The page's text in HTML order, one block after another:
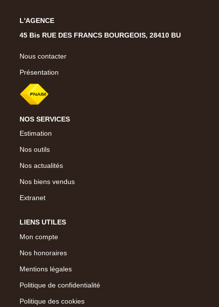
L'AGENCE
45 Bis RUE DES FRANCS BOURGEOIS, 28410 BU
Nous contacter
Présentation
NOS SERVICES
Estimation
Nos outils
Nos actualités
Nos biens vendus
Extranet
LIENS UTILES
Mon compte
Nos honoraires
Mentions légales
Politique de confidentialité
Politique des cookies